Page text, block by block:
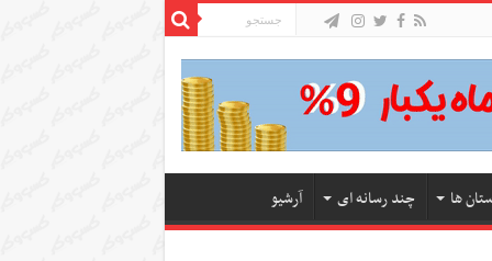
ها چند رسانه ای آرشیو